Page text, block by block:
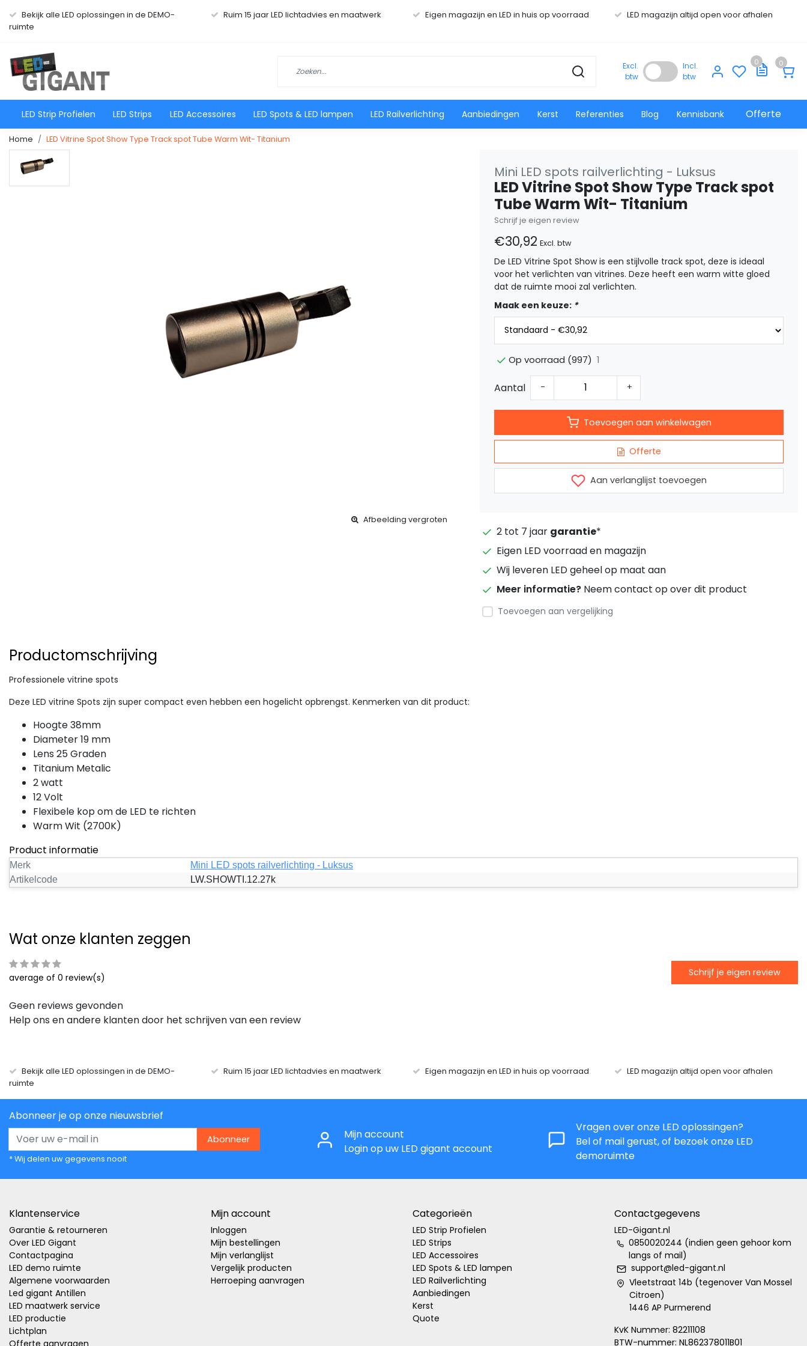
Bekijk alle LED oplossingen in de DEMO-
ruimte
Ruim 15 jaar LED lichtadvies en maatwerk Eigen magazijn en LED in huis op voorraad LED magazijn altijd open voor afhalen
Excl.
btw
Incl.
btw
0 0
LED Strip Profielen LED Strips LED Accessoires LED Spots & LED lampen LED Railverlichting Aanbiedingen Kerst Referenties Blog Kennisbank Offerte
Home LED Vitrine Spot Show Type Track spot Tube Warm Wit- Titanium
Afbeelding vergroten
Mini LED spots railverlichting - Luksus
LED Vitrine Spot Show Type Track spot
Tube Warm Wit- Titanium
Schrijf je eigen review
€30,92 Excl. btw
De LED Vitrine Spot Show is een stijlvolle track spot, deze is ideaal
voor het verlichten van vitrines. Deze heeft een warm witte gloed
dat de ruimte mooi zal verlichten.
Maak een keuze: *
Op voorraad (997) 1
Aantal - +
Toevoegen aan winkelwagen
Offerte
Aan verlanglijst toevoegen
2 tot 7 jaar garantie*
Eigen LED voorraad en magazijn
Wij leveren LED geheel op maat aan
Meer informatie? Neem contact op over dit product
Toevoegen aan vergelijking
Productomschrijving
Professionele vitrine spots
Deze LED vitrine Spots zijn super compact even hebben een hogelicht opbrengst. Kenmerken van dit product:
Hoogte 38mm
Diameter 19 mm
Lens 25 Graden
Titanium Metalic
2 watt
12 Volt
Flexibele kop om de LED te richten
Warm Wit (2700K)
Product informatie
Merk
Mini LED spots railverlichting - Luksus
Artikelcode
LW.SHOWTI.12.27k
Wat onze klanten zeggen
average of 0 review(s) Schrijf je eigen review
Geen reviews gevonden
Help ons en andere klanten door het schrijven van een review
Bekijk alle LED oplossingen in de DEMO-
ruimte
Ruim 15 jaar LED lichtadvies en maatwerk Eigen magazijn en LED in huis op voorraad LED magazijn altijd open voor afhalen
Abonneer je op onze nieuwsbrief
Abonneer
* Wij delen uw gegevens nooit
Mijn account
Login op uw LED gigant account
Vragen over onze LED oplossingen?
Bel of mail gerust, of bezoek onze LED
demoruimte
Klantenservice
Garantie & retourneren
Over LED Gigant
Contactpagina
LED demo ruimte
Algemene voorwaarden
Led gigant Antillen
LED maatwerk service
LED productie
Lichtplan
Mijn account
Inloggen
Mijn bestellingen
Mijn verlanglijst
Vergelijk producten
Herroeping aanvragen
Categorieën
LED Strip Profielen
LED Strips
LED Accessoires
LED Spots & LED lampen
LED Railverlichting
Aanbiedingen
Kerst
Quote
Contactgegevens
LED-Gigant.nl
0850020244 (indien geen gehoor kom
langs of mail)
support@led-gigant.nl
Vleetstraat 14b (tegenover Van Mossel
Citroen)
1446 AP Purmerend
KvK Nummer: 82211108
BTW-nummer: NL862378011B01